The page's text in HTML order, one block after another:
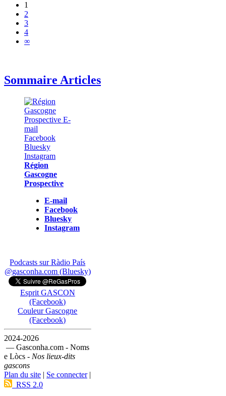
1
2
3
4
∞
Sommaire Articles
Région
Gascogne
Prospective
E-mail
Facebook
Bluesky
Instagram
Podcasts sur Ràdio País
@gasconha.com (Bluesky)
Esprit GASCON
(Facebook)
Couleur Gascogne
(Facebook)
2024-2026
— Gasconha.com - Noms
e Lòcs - Nos lieux-dits
gascons
Plan du site | Se connecter|
RSS 2.0